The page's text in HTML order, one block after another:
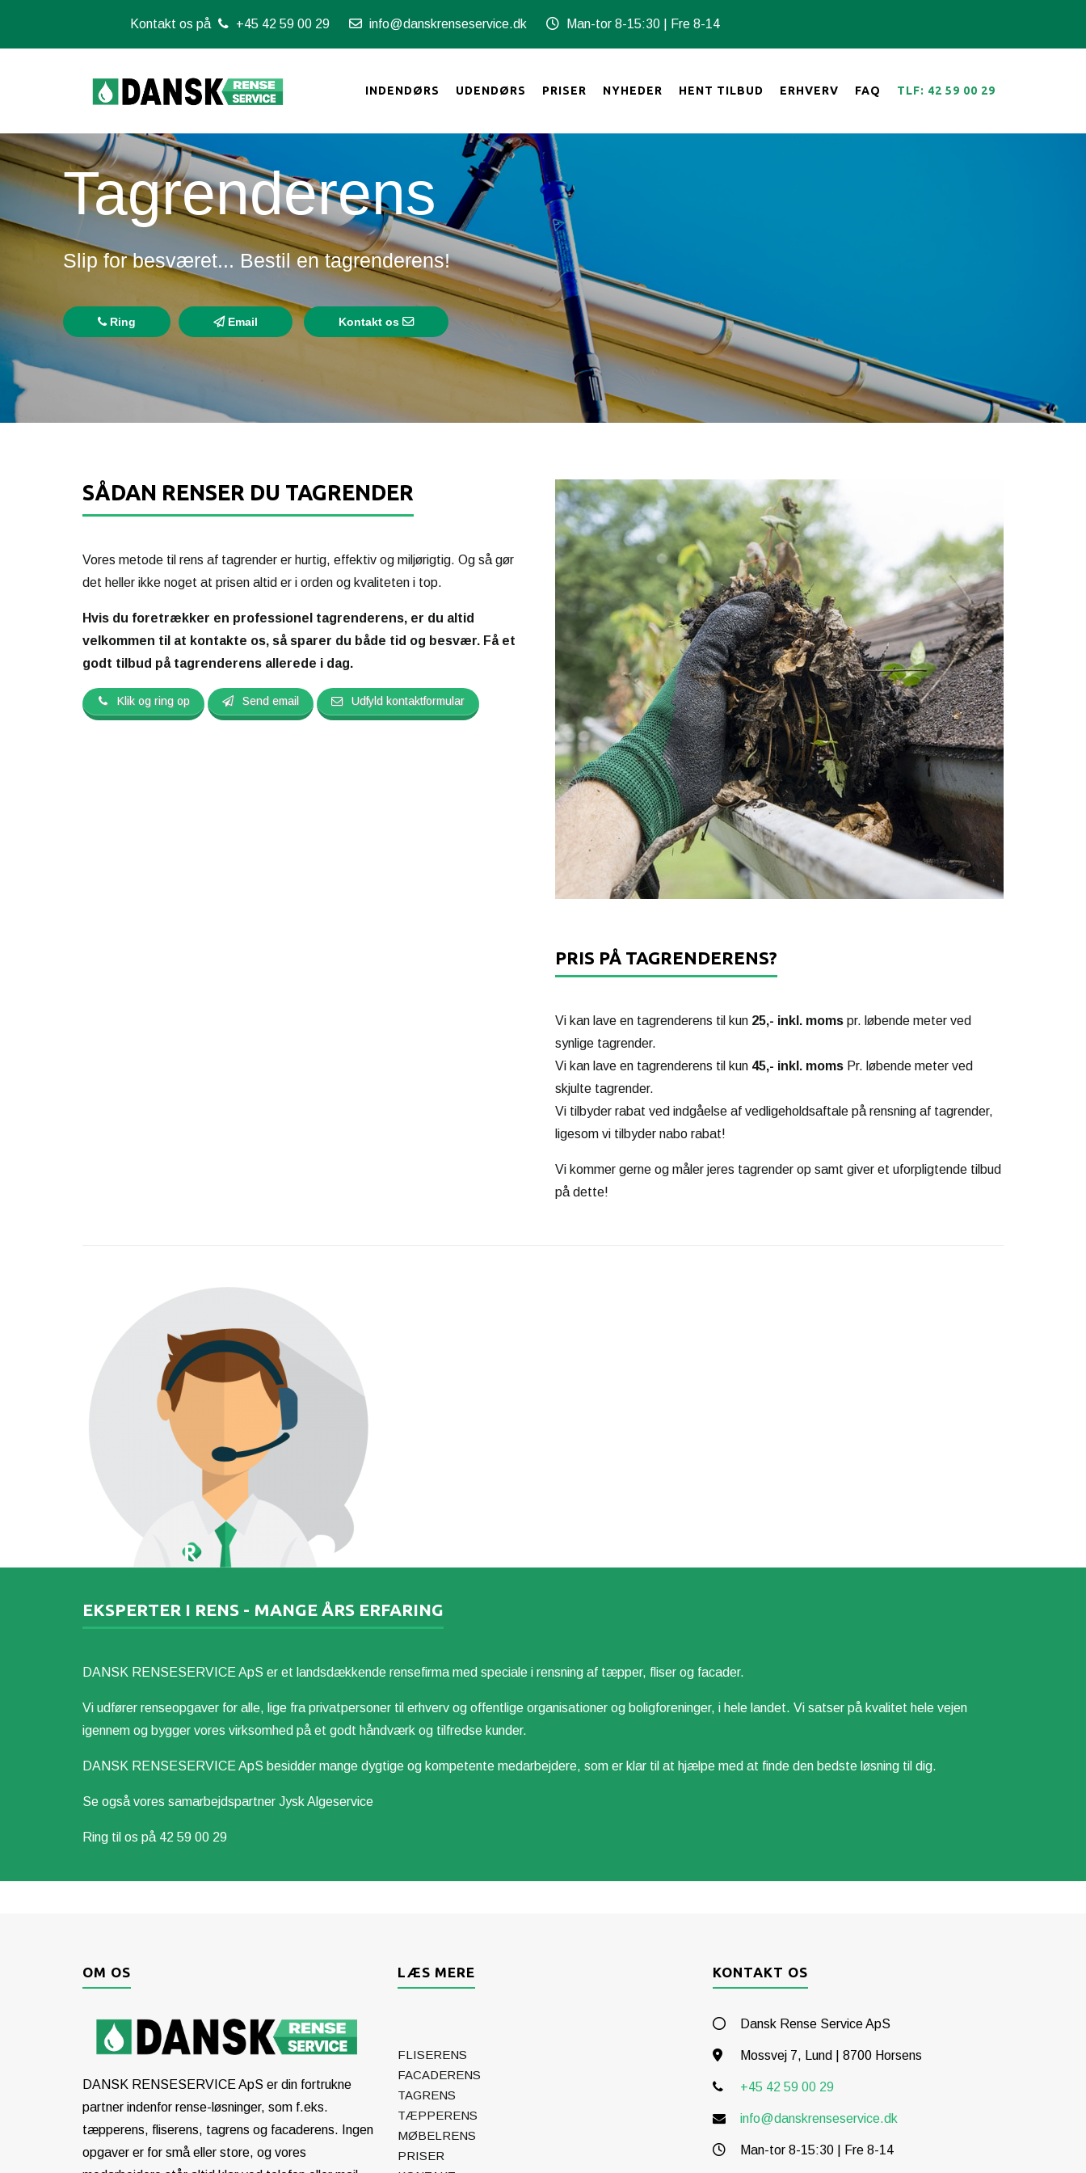
Kontakt os på +45 42 59 00 29 info@danskrenseservice.dk Man-tor 8-15:30 | Fre 8-14
INDENDØRS UDENDØRS PRISER NYHEDER HENT TILBUD ERHVERV FAQ TLF: 42 59 00 29
Slip for besværet... Bestil en tagrenderens!
Tagrenderens
Ring Email Kontakt os
SÅDAN RENSER DU TAGRENDER
Vores metode til rens af tagrender er hurtig, effektiv og miljørigtig. Og så gør
det heller ikke noget at prisen altid er i orden og kvaliteten i top.
Hvis du foretrækker en professionel tagrenderens, er du altid
velkommen til at kontakte os, så sparer du både tid og besvær. Få et
godt tilbud på tagrenderens allerede i dag.
Klik og ring op Send email Udfyld kontaktformular
PRIS PÅ TAGRENDERENS?
Vi kan lave en tagrenderens til kun 25,- inkl. moms pr. løbende meter ved
synlige tagrender.
Vi kan lave en tagrenderens til kun 45,- inkl. moms Pr. løbende meter ved
skjulte tagrender.
Vi tilbyder rabat ved indgåelse af vedligeholdsaftale på rensning af tagrender,
ligesom vi tilbyder nabo rabat!
Vi kommer gerne og måler jeres tagrender op samt giver et uforpligtende tilbud
på dette!
EKSPERTER I RENS - MANGE ÅRS ERFARING
DANSK RENSESERVICE ApS er et landsdækkende rensefirma med speciale i rensning af tæpper, fliser og facader.
Vi udfører renseopgaver for alle, lige fra privatpersoner til erhverv og offentlige organisationer og boligforeninger, i hele landet. Vi satser på kvalitet hele vejen
igennem og bygger vores virksomhed på et godt håndværk og tilfredse kunder.
DANSK RENSESERVICE ApS besidder mange dygtige og kompetente medarbejdere, som er klar til at hjælpe med at finde den bedste løsning til dig.
Se også vores samarbejdspartner Jysk Algeservice
Ring til os på 42 59 00 29
OM OS
DANSK RENSESERVICE ApS er din fortrukne
partner indenfor rense-løsninger, som f.eks.
tæpperens, fliserens, tagrens og facaderens. Ingen
opgaver er for små eller store, og vores
LÆS MERE
FLISERENS
FACADERENS
TAGRENS
TÆPPERENS
MØBELRENS
PRISER
KONTAKT OS
Dansk Rense Service ApS
Mossvej 7, Lund | 8700 Horsens
+45 42 59 00 29
info@danskrenseservice.dk
Man-tor 8-15:30 | Fre 8-14